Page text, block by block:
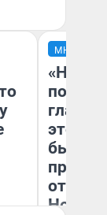
МНЕНИЕ
этого
бьет
отзыв
Нолана